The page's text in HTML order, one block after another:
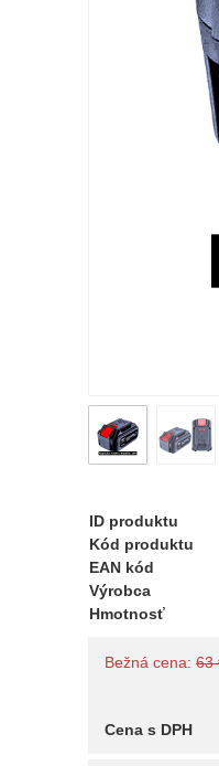
ID produktu
Kód produktu
EAN kód
Výrobca
Hmotnosť
Bežná cena: 63
Cena s DPH